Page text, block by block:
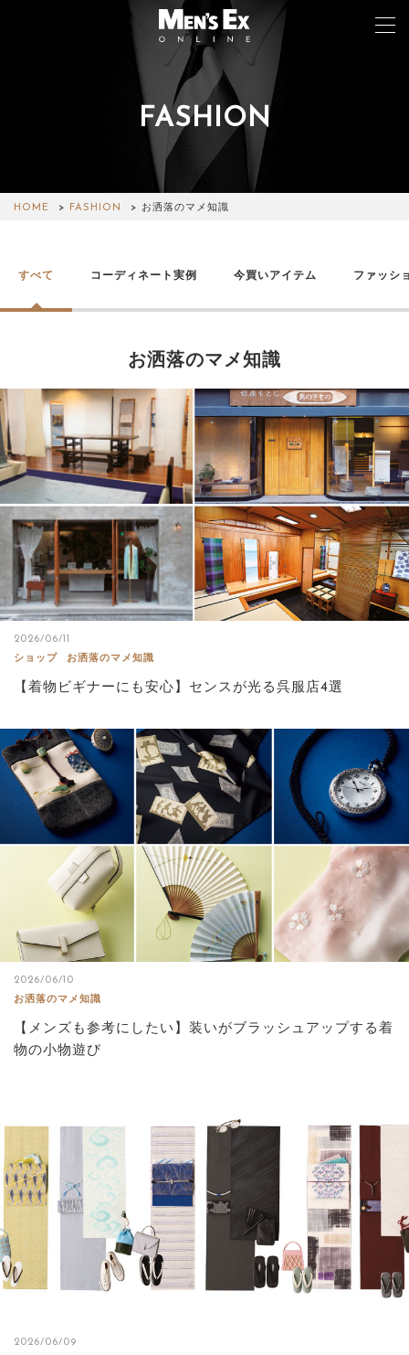
FASHION
HOME FASHION お洒落のマメ知識
すべて コーディネート実例 今買いアイテム ファッシ
お洒落のマメ知識
2026/06/11
ショップ
お洒落のマメ知識
【着物ビギナーにも安心】センスが光る呉服店4選
2026/06/10
お洒落のマメ知識
【メンズも参考にしたい】装いがブラッシュアップする着
物の小物遊び
2026/06/09
WATCH
LIFESTYLE
ABOUT SITE
サイトマップ